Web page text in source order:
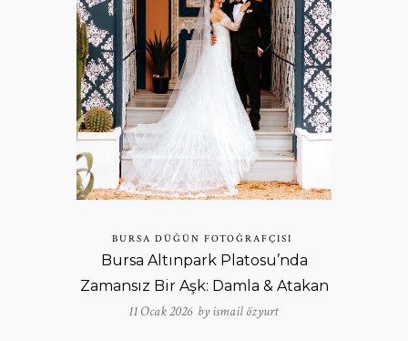
BURSA DÜĞÜN FOTOĞRAFÇISI
Bursa Altınpark Platosu’nda
Zamansız Bir Aşk: Damla & Atakan
11 Ocak 2026 by ismail özyurt